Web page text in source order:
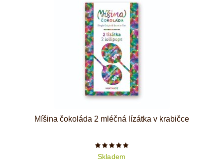
Míšina čokoláda 2 mléčná lízátka v krabičce
Počet hvězdiček je 5 z 5
Skladem